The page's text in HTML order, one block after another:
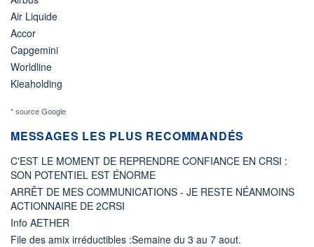
Air Liquide
Accor
Capgemini
Worldline
Kleaholding
* source Google
MESSAGES LES PLUS RECOMMANDÉS
C'EST LE MOMENT DE REPRENDRE CONFIANCE EN CRSI :
SON POTENTIEL EST ÉNORME
ARRÊT DE MES COMMUNICATIONS - JE RESTE NÉANMOINS
ACTIONNAIRE DE 2CRSI
Info AETHER
File des amix irréductibles :Semaine du 3 au 7 aout.